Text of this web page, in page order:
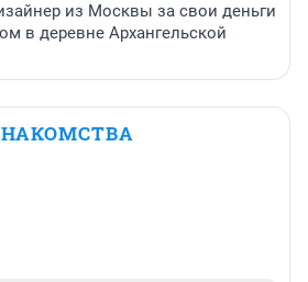
из Москвы за свои деньги
в деревне Архангельской